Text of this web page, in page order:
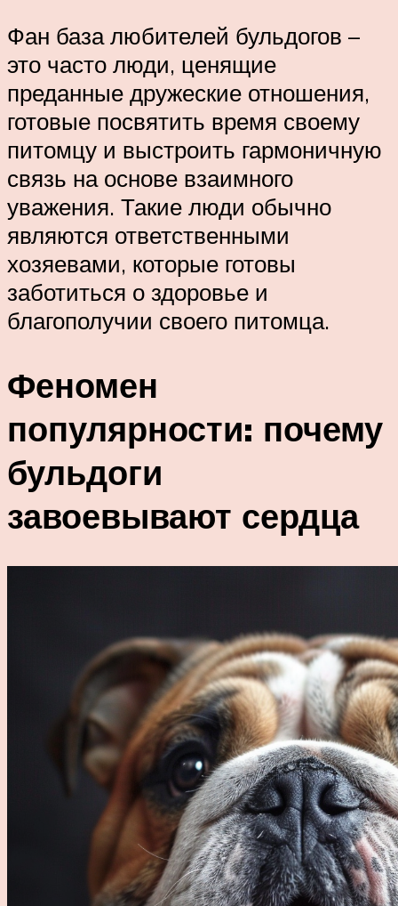
Фан база любителей бульдогов –
это часто люди, ценящие
преданные дружеские отношения,
готовые посвятить время своему
питомцу и выстроить гармоничную
связь на основе взаимного
уважения. Такие люди обычно
являются ответственными
хозяевами, которые готовы
заботиться о здоровье и
благополучии своего питомца.
Феномен
популярности: почему
бульдоги
завоевывают сердца